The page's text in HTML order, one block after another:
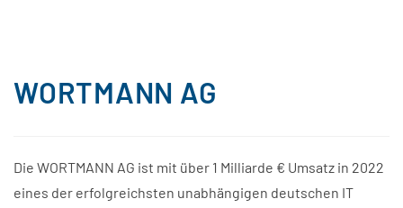
WORTMANN AG
Die WORTMANN AG ist mit über 1 Milliarde € Umsatz in 2022
eines der erfolgreichsten unabhängigen deutschen IT